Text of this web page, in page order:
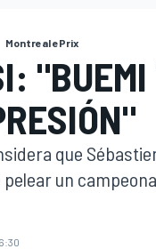
Montreal ePrix
que
un